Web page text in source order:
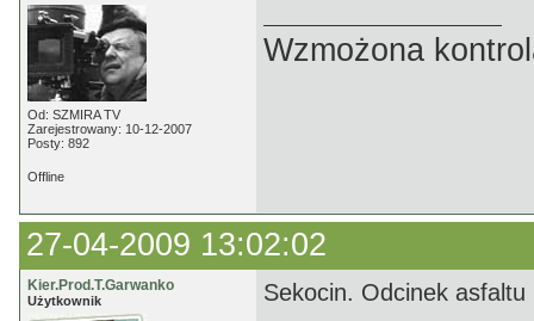
Od: SZMIRA TV
Zarejestrowany: 10-12-2007
Posty: 892
Wzmożona
Offline
27-04-2009 13:02:02
Kier.Prod.T.Garwanko
Użytkownik Sekocin. Odcinek